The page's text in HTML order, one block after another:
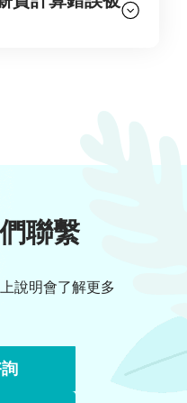
聯繫
說明會了解更多